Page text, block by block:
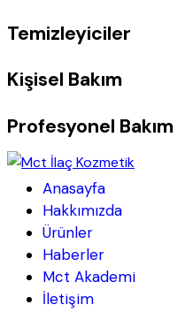
Temizleyiciler
Kişisel Bakım
Profesyonel Bakım
Anasayfa
Hakkımızda
Ürünler
Haberler
Mct Akademi
İletişim